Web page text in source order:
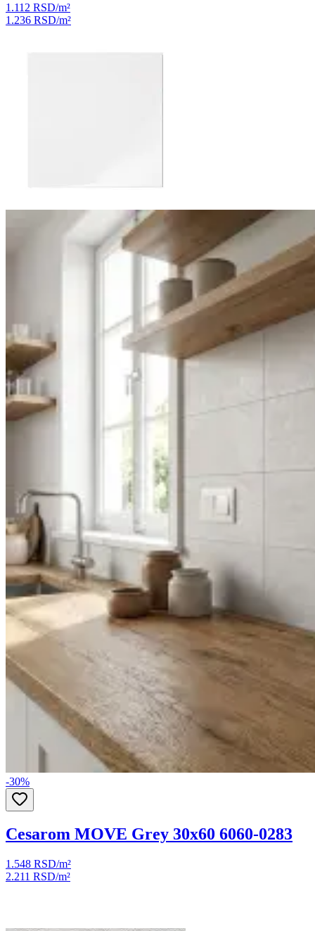
1.112 RSD/m²
1.236 RSD/m²
-30%
Cesarom MOVE Grey 30x60 6060-0283
1.548 RSD/m²
2.211 RSD/m²